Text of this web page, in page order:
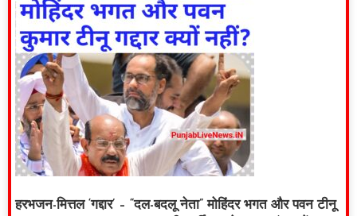
हरभजन-मित्तल ‘गद्दार’ – “दल-बदलू नेता” मोहिंदर भगत और पवन टीनू